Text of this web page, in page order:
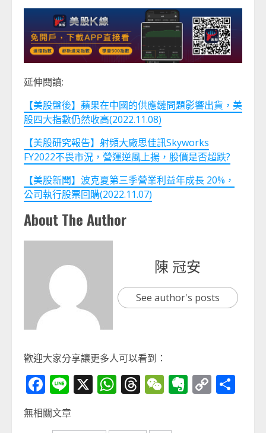
延伸閱讀:
【美股盤後】蘋果在中國的供應鏈問題影響出貨，美
股四大指數仍然收高(2022.11.08)
【美股研究報告】射頻大廠思佳訊Skyworks
FY2022不畏市況，營運逆風上揚，股價是否超跌?
【美股新聞】波克夏第三季營業利益年成長 20%，
公司執行股票回購(2022.11.07)
About The Author
陳 冠安
See author's posts
歡迎大家分享讓更多人可以看到：
Facebook
Line
X WhatsApp
Threads
WeChat
Evernote
Copy
無相關文章